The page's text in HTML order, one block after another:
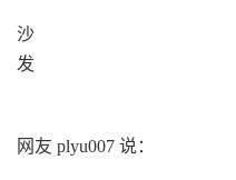
沙
网友 plyu007 说：